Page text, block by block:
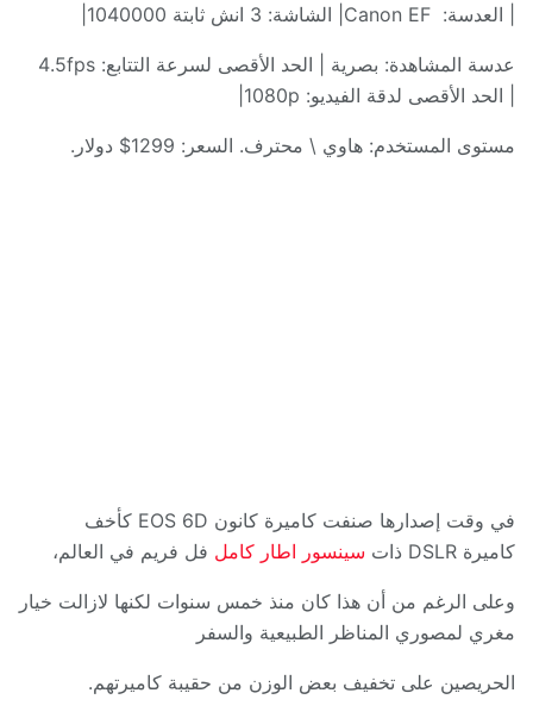
العدسة:
Canon EF| الشاشة: 3 انش ثابتة
عدسة المشاهدة: بصرية الحد الأقصى لسرعة التتابع : 4.5fps
الحد الأقصى لدقة الفيديو: 1080p|
مستوى المستخدم: هاوي \ محترف. السعر : 1299$ دولار.
في وقت إصدارها صنفت كاميرة كانون
كأخف
كاميرة
ذات سينسور اطار كامل فل فريم في العالم،
وعلى الرغم من أن هذا كان منذ خمس سنوات لكنها لازالت خيار
مغري لمصوري المناظر الطبيعية والسفر
الحريصين على تخفيف بعض الوزن من حقيبة كاميرتهم.